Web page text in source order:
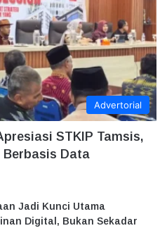
Advertorial
STKIP Tamsis,
Berbasis Data
Jadi Kunci Utama
Digital, Bukan Sekadar